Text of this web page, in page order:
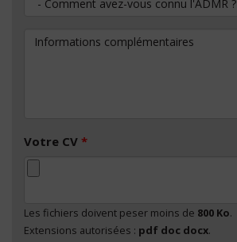
Informations complémentaires
Votre CV *
Les fichiers doivent peser moins de 800 Ko.
Extensions autorisées : pdf doc docx.